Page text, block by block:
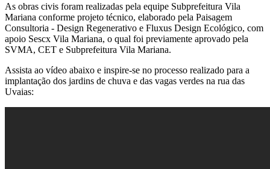
As obras civis foram realizadas pela equipe Subprefeitura Vila
Mariana conforme projeto técnico, elaborado pela Paisagem
Consultoria - Design Regenerativo e Fluxus Design Ecológico, com
apoio Sescx Vila Mariana, o qual foi previamente aprovado pela
SVMA, CET e Subprefeitura Vila Mariana.
Assista ao vídeo abaixo e inspire-se no processo realizado para a
implantação dos jardins de chuva e das vagas verdes na rua das
Uvaias: